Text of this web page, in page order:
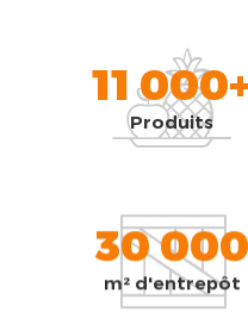
11
Produits
30 000
m² d'entrepôt